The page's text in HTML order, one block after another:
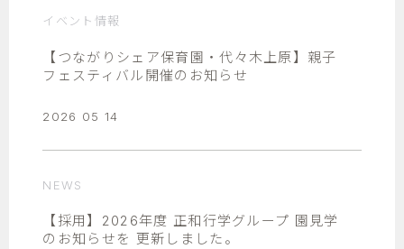
イベント情報
【つながりシェア保育園・代々木上原】親子
フェスティバル開催のお知らせ
2026 05 14
NEWS
【採用】2026年度 正和行学グループ 園見学
のお知らせを 更新しました。